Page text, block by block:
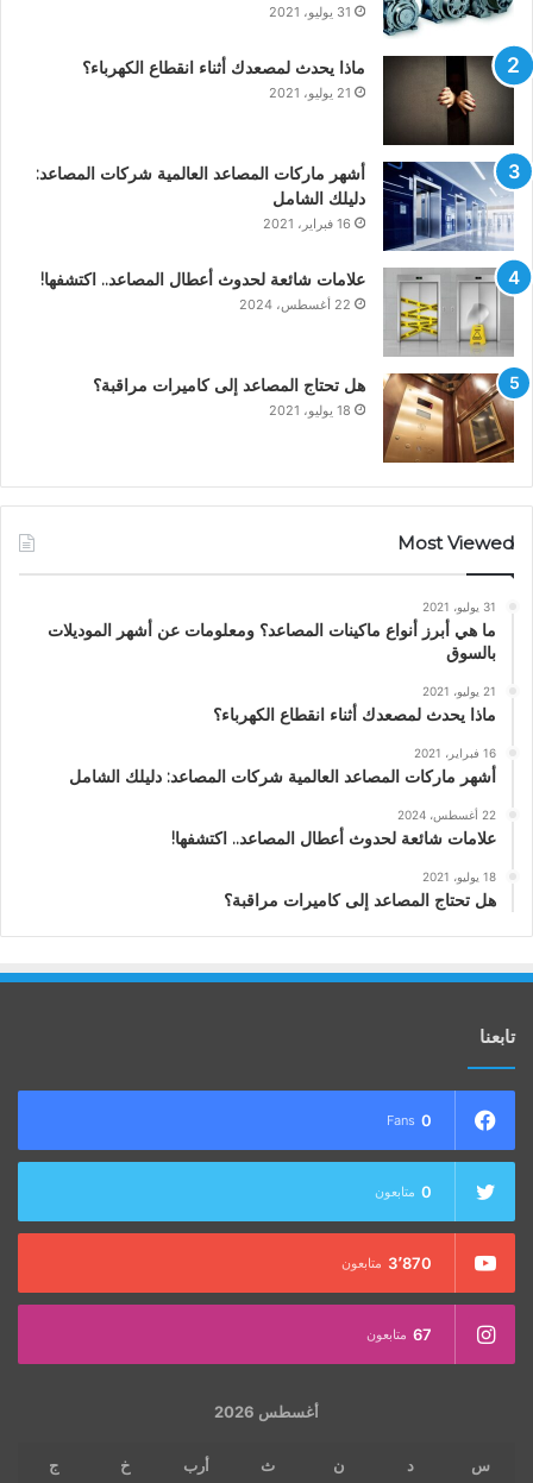
31 يوليو، 2021
ماذا يحدث لمصعدك أثناء انقطاع الكهرباء؟
21 يوليو، 2021
أشهر ماركات المصاعد العالمية شركات المصاعد:
دليلك الشامل
16 فبراير، 2021
علامات شائعة لحدوث أعطال المصاعد.. اكتشفها!
22 أغسطس، 2024
هل تحتاج المصاعد إلى كاميرات مراقبة؟
18 يوليو، 2021
Most Viewed
31 يوليو، 2021
ما هي أبرز أنواع ماكينات المصاعد؟ ومعلومات عن أشهر الموديلات
بالسوق
21 يوليو، 2021
ماذا يحدث لمصعدك أثناء انقطاع الكهرباء؟
16 فبراير، 2021
أشهر ماركات المصاعد العالمية شركات المصاعد: دليلك الشامل
22 أغسطس، 2024
علامات شائعة لحدوث أعطال المصاعد.. اكتشفها!
18 يوليو، 2021
هل تحتاج المصاعد إلى كاميرات مراقبة؟
تابعنا
0
Fans
0 متابعون
3٬870 متابعون
67 متابعون
أغسطس 2026
س د ن ث أرب خ ج